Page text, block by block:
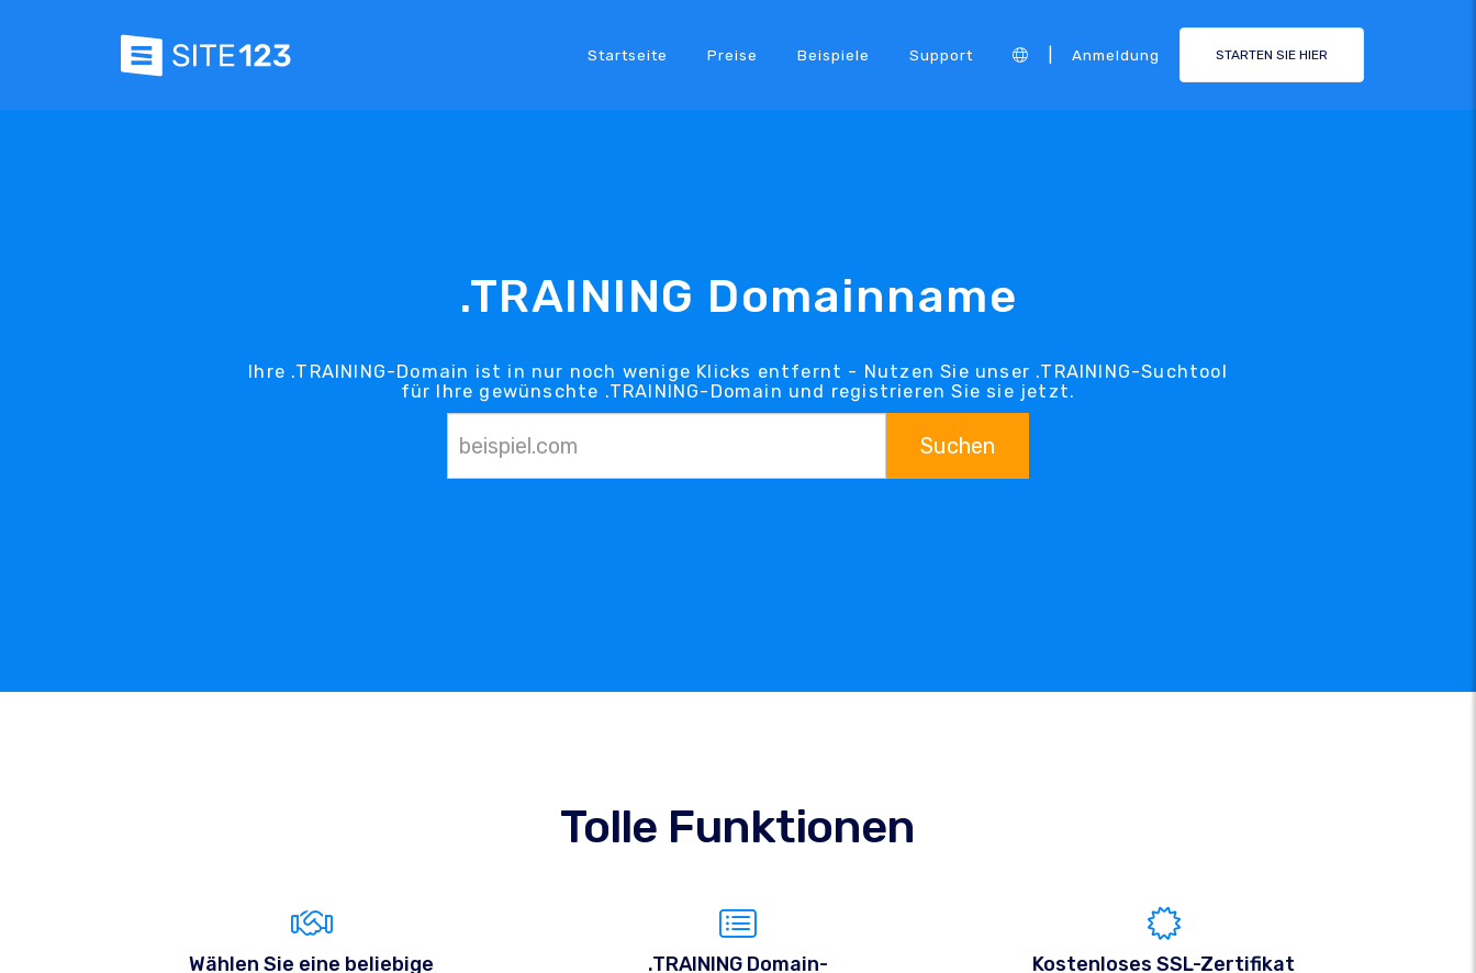
Startseite Preise Beispiele Support Anmeldung STARTEN SIE HIER
.TRAINING Domainname
Ihre .TRAINING-Domain ist in nur noch wenige Klicks entfernt - Nutzen Sie unser .TRAINING-Suchtool
für Ihre gewünschte .TRAINING-Domain und registrieren Sie sie jetzt.
Suchen
Tolle Funktionen
Wählen Sie eine beliebige
.TRAINING Domain-
Kostenloses SSL-Zertifikat